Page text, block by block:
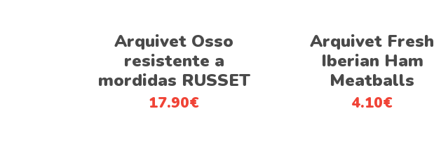
Adicionar
Arquivet Osso
resistente a
mordidas RUSSET
17.90€
Adicionar
Arquivet Fresh
Iberian Ham
Meatballs
4.10€